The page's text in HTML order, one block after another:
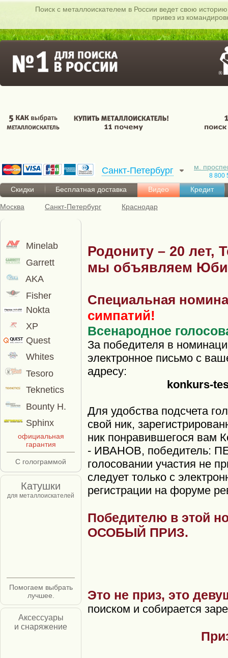
Поиск c металлоискателем в России ведет свою
привез из
Санкт-Петербург м.
8 800
Скидки Бесплатная доставка Видео Кредит
Москва Санкт-Петербург Краснодар
Minelab
Garrett
AKA
Fisher
Nokta
XP
Quest
Whites
Tesoro
Teknetics
Bounty H.
Sphinx
официальная
гарантия
С голограммой
Катушки
для металлоискателей
Помогаем выбрать
лучшее.
Аксессуары
и снаряжение
Родониту – 20 лет,
мы объявляем
Специальная
симпатий!
Всенародное
За победителя в
электронное письмо с
адресу:
konkurs-
Для удобства подсчета
свой ник,
ник понравившегося вам
- ИВАНОВ, победитель:
голосовании участия не
следует только с
регистрации на форуме
Победителю в этой
ОСОБЫЙ ПРИЗ.
Это не приз, это
поиском и собирается